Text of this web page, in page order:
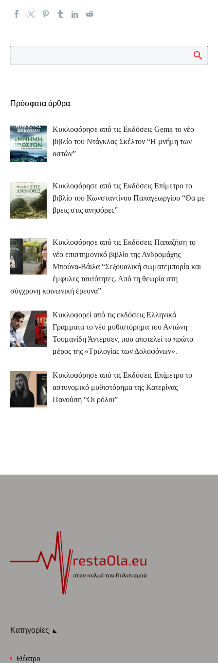
Πρόσφατα άρθρα
Κυκλοφόρησε από τις Εκδόσεις Gema το νέο
βιβλίο του Ντάγκλας Σκέλτον “Η μνήμη των
οστών”
Κυκλοφόρησε από τις Εκδόσεις Επίμετρο το
βιβλίο του Κωνσταντίνου Παπαγεωργίου “Θα με
βρεις στις ανηφόρες”
Κυκλοφόρησε από τις Εκδόσεις Παπαζήση το
νέο επιστημονικό βιβλίο της Ανδρομάχης
Μπούνα-Βάιλα “Σεξουαλική σωματεμπορία και
έμφυλες ταυτότητες. Από τη θεωρία στη
σύγχρονη κοινωνική έρευνα”
Κυκλοφορεί από τις εκδόσεις Ελληνικά
Γράμματα το νέο μυθιστόρημα του Αντώνη
Τουμανίδη Άντερσεν, που αποτελεί το πρώτο
μέρος της «Τριλογίας των Δολοφόνων».
Κυκλοφόρησε από τις Εκδόσεις Επίμετρο το
αστυνομικό μυθιστόρημα της Κατερίνας
Πανούση “Οι ρόλοι”
Κατηγορίες
Θέατρο